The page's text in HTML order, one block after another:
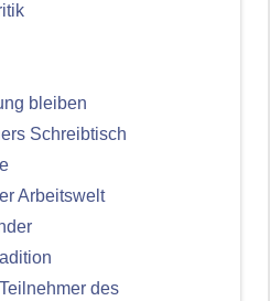
bleiben
Schreibtisch
Arbeitswelt
des